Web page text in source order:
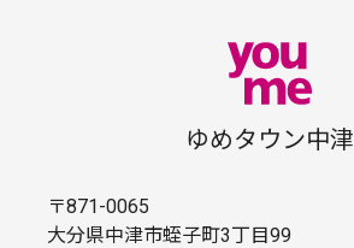
ゆめタウン中津
〒871-0065
大分県中津市蛭子町3丁目99